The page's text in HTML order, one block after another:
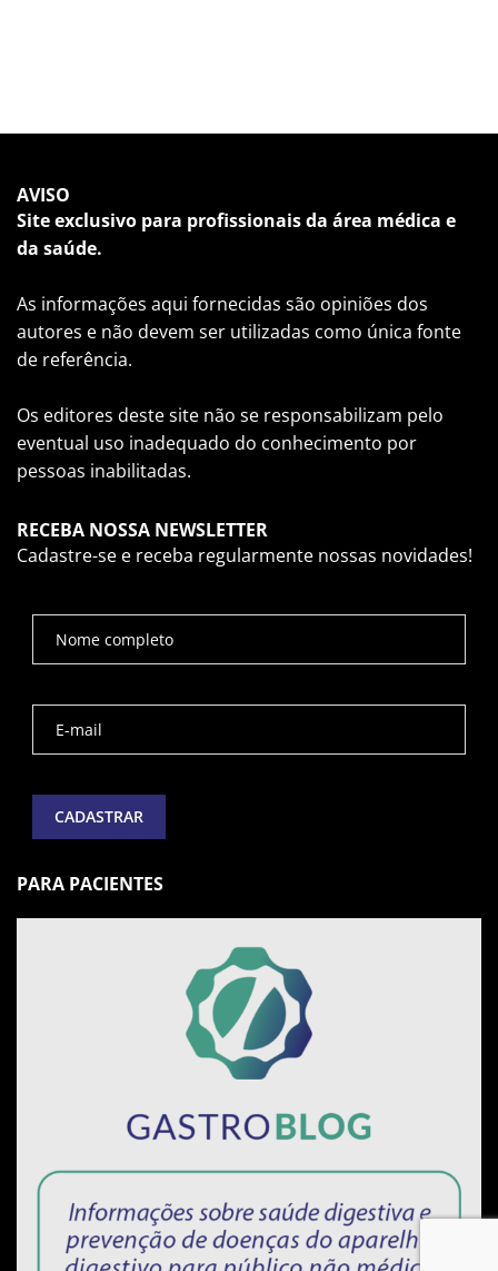
AVISO
Site exclusivo para profissionais da área médica e
da saúde.
As informações aqui fornecidas são opiniões dos
autores e não devem ser utilizadas como única fonte
de referência.
Os editores deste site não se responsabilizam pelo
eventual uso inadequado do conhecimento por
pessoas inabilitadas.
RECEBA NOSSA NEWSLETTER
Cadastre-se e receba regularmente nossas novidades!
PARA PACIENTES